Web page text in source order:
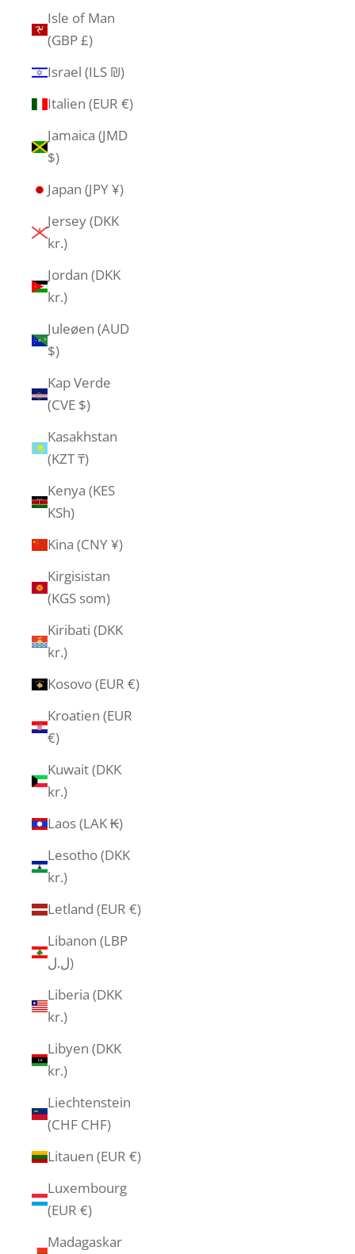
Isle of Man
(GBP £)
Israel (ILS ₪)
Italien (EUR €)
Jamaica (JMD
$)
Japan (JPY ¥)
Jersey (DKK
kr.)
Jordan (DKK
kr.)
Juleøen (AUD
$)
Kap Verde
(CVE $)
Kasakhstan
(KZT ₸)
Kenya (KES
KSh)
Kina (CNY ¥)
Kirgisistan
(KGS som)
Kiribati (DKK
kr.)
Kosovo (EUR €)
Kroatien (EUR
€)
Kuwait (DKK
kr.)
Laos (LAK ₭)
Lesotho (DKK
kr.)
Letland (EUR €)
Libanon (LBP
ل.ل)
Liberia (DKK
kr.)
Libyen (DKK
kr.)
Liechtenstein
(CHF CHF)
Litauen (EUR €)
Luxembourg
(EUR €)
Madagaskar